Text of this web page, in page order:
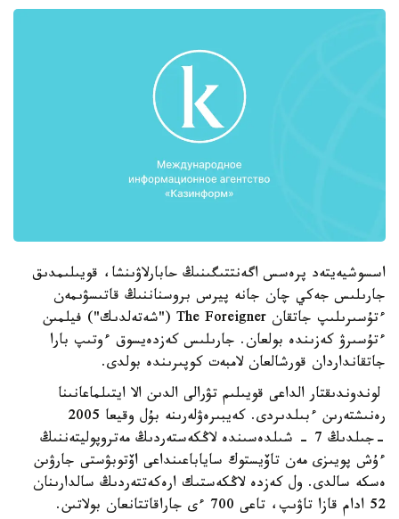
اسسوشيەيتەد پرەسس اگەنتتىگىنىڭ حابارلاۋىنشا، قويىلىمدىق
جارىلىس جەكي چان جانە پيرس بروسناننىڭ قاتىسۋىمەن
ءتۇسىرىلىپ جاتقان The Foreigner ("شەتەلدىك") فيلمىن
ءتۇسىرۋ كەزىندە بولعان. جارىلىس كەزدەيسوق ءوتىپ بارا
جاتقانداردان قورشالعان لامبەت كوپىرىندە بولدى.
لوندوندىقتار الداعى قويىلىم تۋرالى الدىن الا ايتىلماعانىنا
رەنىشتەرىن ءبىلدىردى. كەيبىرەۋلەرىنە بۇل وقيعا 2005
-جىلدىڭ 7 - شىلدەسىندە لاڭكەستەردىڭ مەتروپوليتەننىڭ
ءۇش پويىزى مەن تاۆيستوك ساياباعىنداعى اۆتوبۋستى جارۋىن
ەسكە سالدى. ول كەزدە لاڭكەستىك ارەكەتتەردىڭ سالدارىنان
52 ادام قازا تاۋىپ، تاعى 700 ءى جاراقاتتانعان بولاتىن.